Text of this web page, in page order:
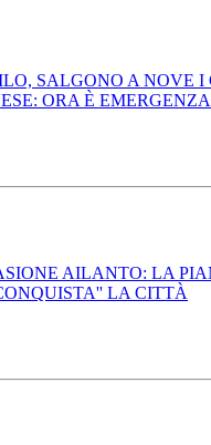
SALGONO A NOVE I
ORA È EMERGENZA
AILANTO: LA
LA CITTÀ